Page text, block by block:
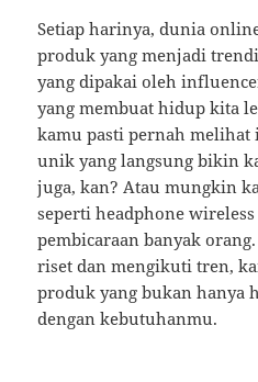
Setiap harinya, dunia
produk yang menjadi
yang dipakai oleh
yang membuat hidup kita
kamu pasti pernah melihat
unik yang langsung bikin
juga, kan? Atau mungkin
seperti headphone
pembicaraan banyak
riset dan mengikuti tren,
produk yang bukan hanya
dengan kebutuhanmu.